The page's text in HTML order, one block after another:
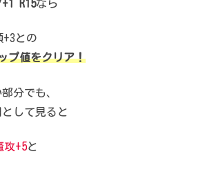
R15なら
+3との
プ値をクリア！
分でも、
として見ると
攻+5と